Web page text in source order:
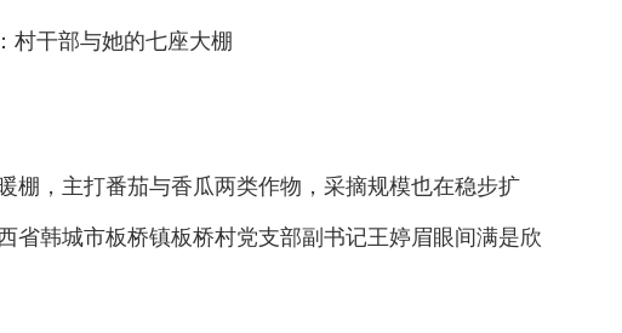
干部与她的七座大棚
，主打番茄与香瓜两类作物，采摘规模也在稳步扩
省韩城市板桥镇板桥村党支部副书记王婷眉眼间满是欣